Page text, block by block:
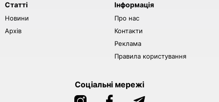
Статті
Новини
Архів
Інформація
Про нас
Контакти
Реклама
Правила користування
Соціальні мережі